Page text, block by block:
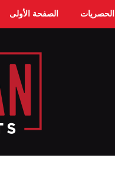
الحصريات الصفحة الأولى